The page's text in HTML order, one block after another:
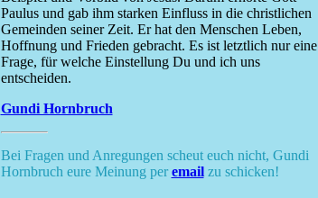
Paulus und gab ihm starken Einfluss in die christlichen
Gemeinden seiner Zeit. Er hat den Menschen Leben,
Hoffnung und Frieden gebracht. Es ist letztlich nur eine
Frage, für welche Einstellung Du und ich uns
entscheiden.
Gundi Hornbruch
Bei Fragen und Anregungen scheut euch nicht, Gundi
Hornbruch eure Meinung peremailzu schicken!